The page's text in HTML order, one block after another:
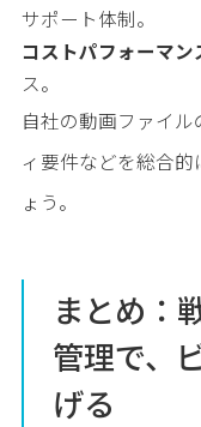
サポート体制。
コストパフォーマン
ス。
自社の動画ファイ
ィ要件などを総合
ょう。
まとめ：
管理で、
げる